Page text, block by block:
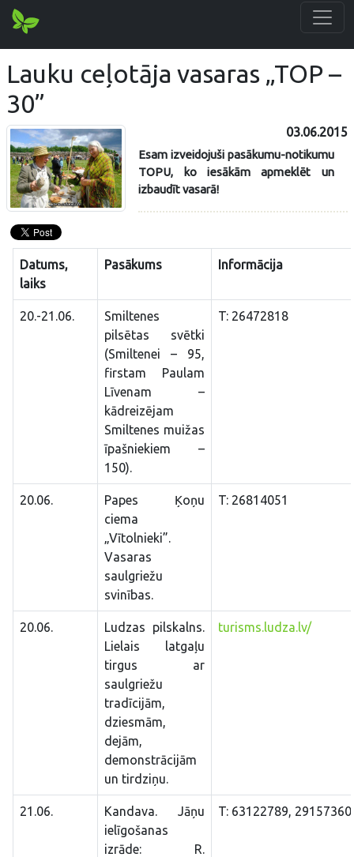
Lauku ceļotāja vasaras „TOP –
30”
03.06.2015
Esam izveidojuši pasākumu-notikumu
TOPU, ko iesākām apmeklēt un
izbaudīt vasarā!
Datums,
laiks
Pasākums Informācija
20.-21.06.
Smiltenes
pilsētas svētki
(Smiltenei – 95,
firstam Paulam
Līvenam –
kādreizējam
Smiltenes muižas
īpašniekiem –
150).
T: 26472818
20.06.
Papes Ķoņu
ciema
„Vītolnieki”.
Vasaras
saulgriežu
svinības.
T: 26814051
20.06.
Ludzas pilskalns.
Lielais latgaļu
tirgus ar
saulgriežu
tradīcijām,
dziesmām,
dejām,
demonstrācijām
un tirdziņu.
turisms.ludza.lv/
21.06.
Kandava. Jāņu
ielīgošanas
izrāde: R.
T: 63122789, 29157360